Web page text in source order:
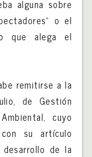
alguna sobre
o el
que alega el
remitirse a la
de Gestión
cuyo
su artículo
de la